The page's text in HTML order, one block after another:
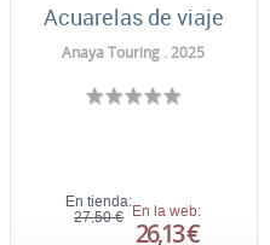
Acuarelas de viaje
Anaya Touring . 2025
En tienda:
27,50 €
En la web:
26,13 €